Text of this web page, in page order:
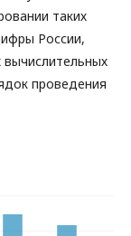
таких
России,
проведения